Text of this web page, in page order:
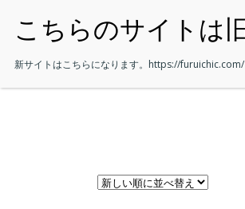
新サイトはこちらになります。 https://furuichic.com/